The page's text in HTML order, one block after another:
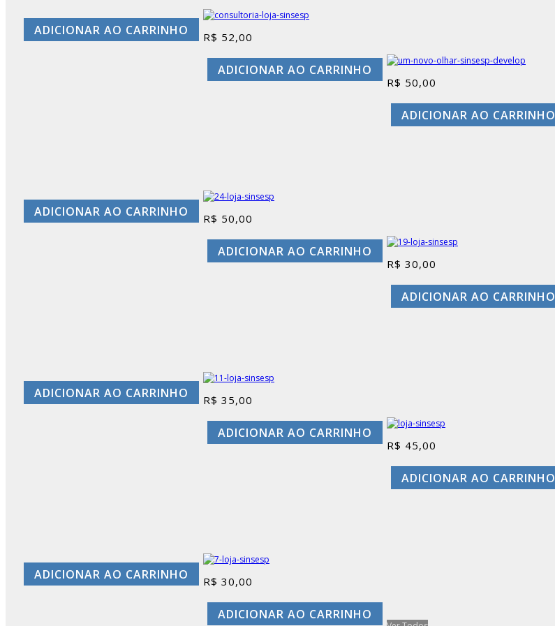
ADICIONAR AO CARRINHO R$ 52,00
ADICIONAR AO CARRINHO
R$ 50,00
ADICIONAR AO CARRINHO
ADICIONAR AO CARRINHO R$ 50,00
ADICIONAR AO CARRINHO
R$ 30,00
ADICIONAR AO CARRINHO
ADICIONAR AO CARRINHO R$ 35,00
ADICIONAR AO CARRINHO
R$ 45,00
ADICIONAR AO CARRINHO
ADICIONAR AO CARRINHO R$ 30,00
ADICIONAR AO CARRINHO